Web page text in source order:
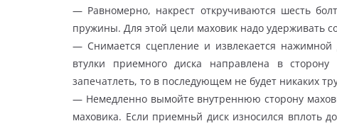
— Равномерно, накрест откручиваются шесть
пружины. Для этой цели маховик надо удерживать
— Снимается сцепление и извлекается
втулки приемного диска направлена в
запечатлеть, то в последующем не будет никаких
— Немедленно вымойте внутреннюю сторону
маховика. Если приемньй диск износился вплоть